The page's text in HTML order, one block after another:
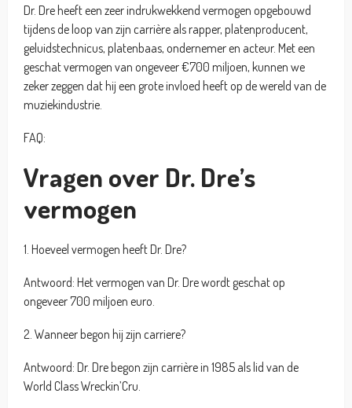
Dr. Dre heeft een zeer indrukwekkend vermogen opgebouwd
tijdens de loop van zijn carrière als rapper, platenproducent,
geluidstechnicus, platenbaas, ondernemer en acteur. Met een
geschat vermogen van ongeveer €700 miljoen, kunnen we
zeker zeggen dat hij een grote invloed heeft op de wereld van de
muziekindustrie.
FAQ:
Vragen over Dr. Dre’s
vermogen
1. Hoeveel vermogen heeft Dr. Dre?
Antwoord: Het vermogen van Dr. Dre wordt geschat op
ongeveer 700 miljoen euro.
2. Wanneer begon hij zijn carriere?
Antwoord: Dr. Dre begon zijn carrière in 1985 als lid van de
World Class Wreckin’Cru.